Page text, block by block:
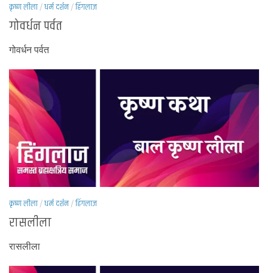
कृष्ण लीला/धर्म दर्शन/हिंगलाज
गोवर्धन पर्वत
गोवर्धन पर्वत
कृष्ण लीला/धर्म दर्शन/हिंगलाज
रासलीला
रासलीला